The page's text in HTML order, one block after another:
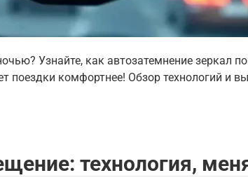
Узнайте, как автозатемнение зеркал
поездки комфортнее! Обзор технологий и
технология,